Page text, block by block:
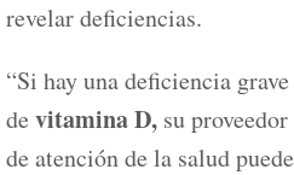
revelar deficiencias.
“Si hay una deficiencia grave
de vitamina D, su proveedor
de atención de la salud puede